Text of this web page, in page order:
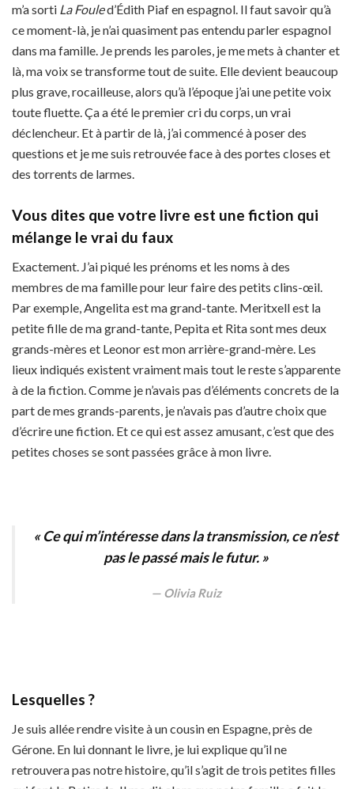
m’a sorti La Fouled’Édith Piaf en espagnol. Il faut savoir qu’à
ce moment-là, je n’ai quasiment pas entendu parler espagnol
dans ma famille. Je prends les paroles, je me mets à chanter et
là, ma voix se transforme tout de suite. Elle devient beaucoup
plus grave, rocailleuse, alors qu’à l’époque j’ai une petite voix
toute fluette. Ça a été le premier cri du corps, un vrai
déclencheur. Et à partir de là, j’ai commencé à poser des
questions et je me suis retrouvée face à des portes closes et
des torrents de larmes.
Vous dites que votre livre est une fiction qui
mélange le vrai du faux
Exactement. J’ai piqué les prénoms et les noms à des
membres de ma famille pour leur faire des petits clins-œil.
Par exemple, Angelita est ma grand-tante. Meritxell est la
petite fille de ma grand-tante, Pepita et Rita sont mes deux
grands-mères et Leonor est mon arrière-grand-mère. Les
lieux indiqués existent vraiment mais tout le reste s’apparente
à de la fiction. Comme je n’avais pas d’éléments concrets de la
part de mes grands-parents, je n’avais pas d’autre choix que
d’écrire une fiction. Et ce qui est assez amusant, c’est que des
petites choses se sont passées grâce à mon livre.
« Ce qui m’intéresse dans la transmission, ce n’est
pas le passé mais le futur. »
Olivia Ruiz
Lesquelles ?
Je suis allée rendre visite à un cousin en Espagne, près de
Gérone. En lui donnant le livre, je lui explique qu’il ne
retrouvera pas notre histoire, qu’il s’agit de trois petites filles